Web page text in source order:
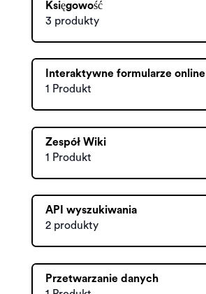
Księgowość
3 produkty
Interaktywne formularze online
1 Produkt
Zespół Wiki
1 Produkt
API wyszukiwania
2 produkty
Przetwarzanie danych